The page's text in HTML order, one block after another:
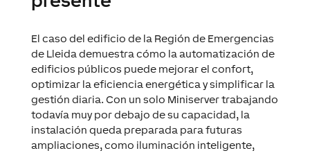
El caso del edificio de la Región de Emergencias
de Lleida demuestra cómo la automatización de
edificios públicos puede mejorar el confort,
optimizar la eficiencia energética y simplificar la
gestión diaria. Con un solo Miniserver trabajando
todavía muy por debajo de su capacidad, la
instalación queda preparada para futuras
ampliaciones, como iluminación inteligente,